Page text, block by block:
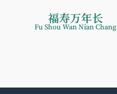
福寿万年长
Fu Shou Wan Nian Chang